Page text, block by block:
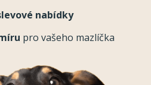
nabídky
pro vašeho mazlíčka